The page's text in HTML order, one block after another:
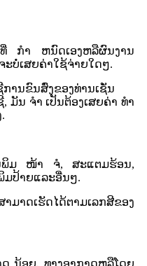
ທີ່ ກຳ ຫນົດເອງຫລືຜົນງານ
ບໍ່ເສຍຄ່າໃຊ້ຈ່າຍໃດໆ.
ານຂົນສົ່ງຂອງທ່ານເຊັ່ນ
, ມັນ ຈຳ ເປັນຕ້ອງເສຍຄ່າ ທຳ
ພິມ ໜ້າ ຈໍ, ສະແຕມຮ້ອນ,
ພິມປ້າຍແລະອື່ນໆ.
ຮັດໄດ້ຕາມເລກສີຂອງ
ນ້ອຍ, ທາງອາກາດຫລືໂດຍ